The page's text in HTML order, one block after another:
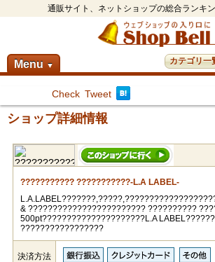
通販サイト、ネットショップの総合ランキ
Menu ▼ カテゴリ一
Check Tweet
ショップ詳細情報
??????????? ???????????-L.A LABEL-
& ???????????????????????? ??????????
500pt?????????????????????L.A
?????????????????
決済方法